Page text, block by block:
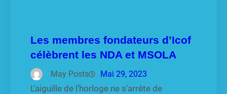
Les membres fondateurs d’Icof
célèbrent les NDA et MSOLA
May Posts Mai 29, 2023
L’aiguille de l’horloge ne s’arrête de